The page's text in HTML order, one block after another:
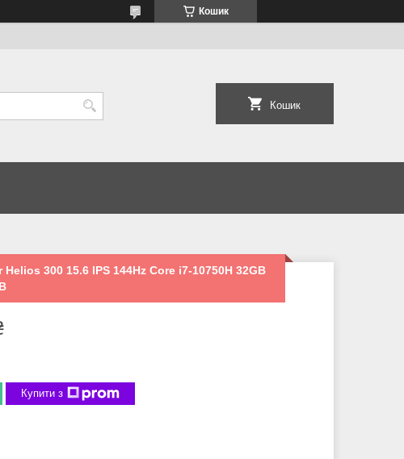
Кошик
Кошик
300 15.6 IPS 144Hz Core i7-10750H 32GB
Купити з